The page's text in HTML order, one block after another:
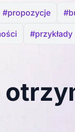
#propozycje
#przykłady